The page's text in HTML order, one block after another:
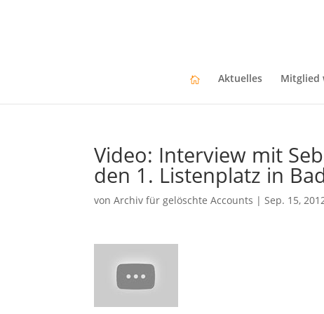
Aktuelles Mitglied
Video: Interview mit
den 1. Listenplatz in
vonArchiv für gelöschte Accounts |Sep. 15,